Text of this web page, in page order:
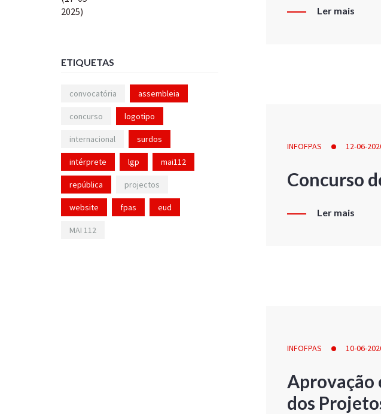
Ler mais
INFOFPAS 12-06-
Concurso
Ler mais
INFOFPAS 10-06-
Aprovação
dos
ETIQUETAS
convocatória assembleia
concurso logotipo
internacional surdos
intérprete lgp mai112
república projectos
website fpas eud
MAI 112